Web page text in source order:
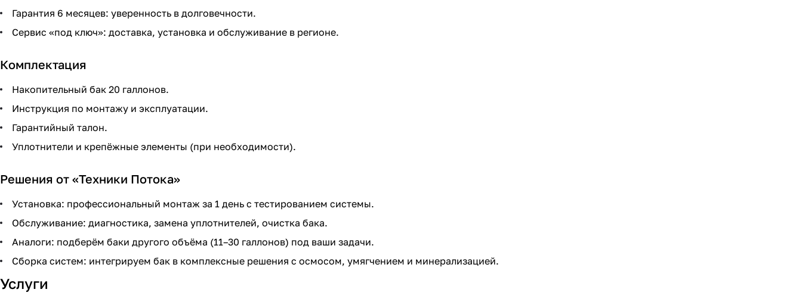
Гарантия 6 месяцев: уверенность в долговечности.
Сервис «под ключ»: доставка, установка и обслуживание в регионе.
Комплектация
Накопительный бак 20 галлонов.
Инструкция по монтажу и эксплуатации.
Гарантийный талон.
Уплотнители и крепёжные элементы (при необходимости).
Решения от «Техники Потока»
Установка: профессиональный монтаж за 1 день с тестированием системы.
Обслуживание: диагностика, замена уплотнителей, очистка бака.
Аналоги: подберём баки другого объёма (11–30 галлонов) под ваши задачи.
Сборка систем: интегрируем бак в комплексные решения с осмосом, умягчением и минерализацией.
Услуги